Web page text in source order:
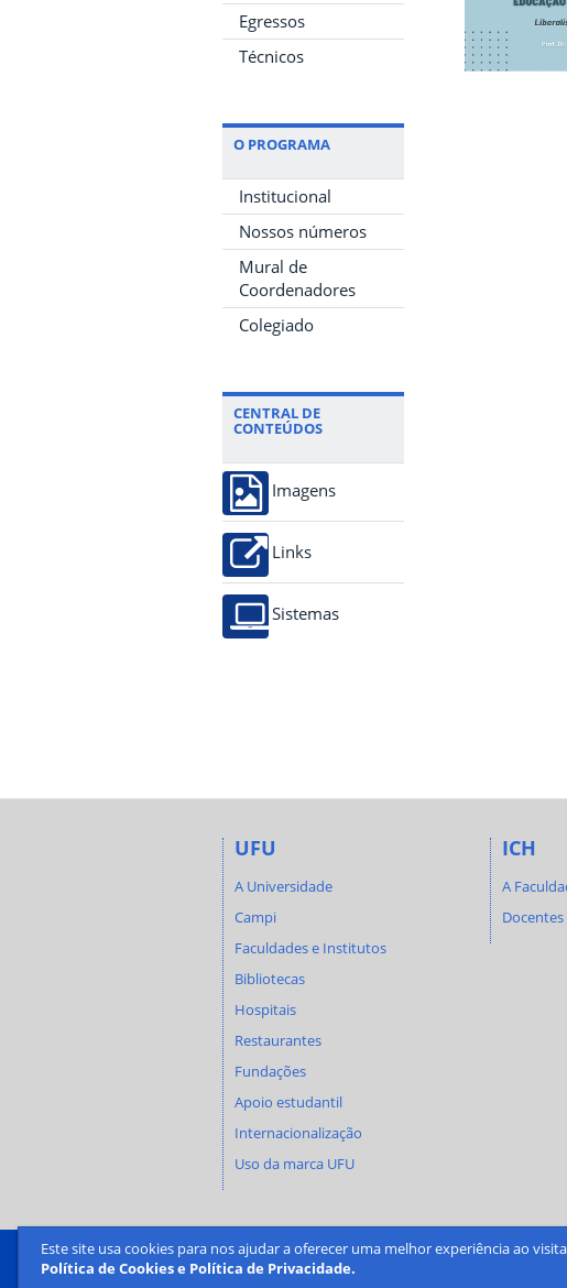
Este site usa cookies para nos ajudar a oferecer uma melhor experiência ao
Política de Cookies e Política de Privacidade.
Egressos
Técnicos
O PROGRAMA
Institucional
Nossos números
Mural de
Coordenadores
Colegiado
CENTRAL DE
CONTEÚDOS
Imagens
Links
Sistemas
UFU
A Universidade
Campi
Faculdades e Institutos
Bibliotecas
Hospitais
Restaurantes
Fundações
Apoio estudantil
Internacionalização
Uso da marca UFU
ICH
A
Docentes